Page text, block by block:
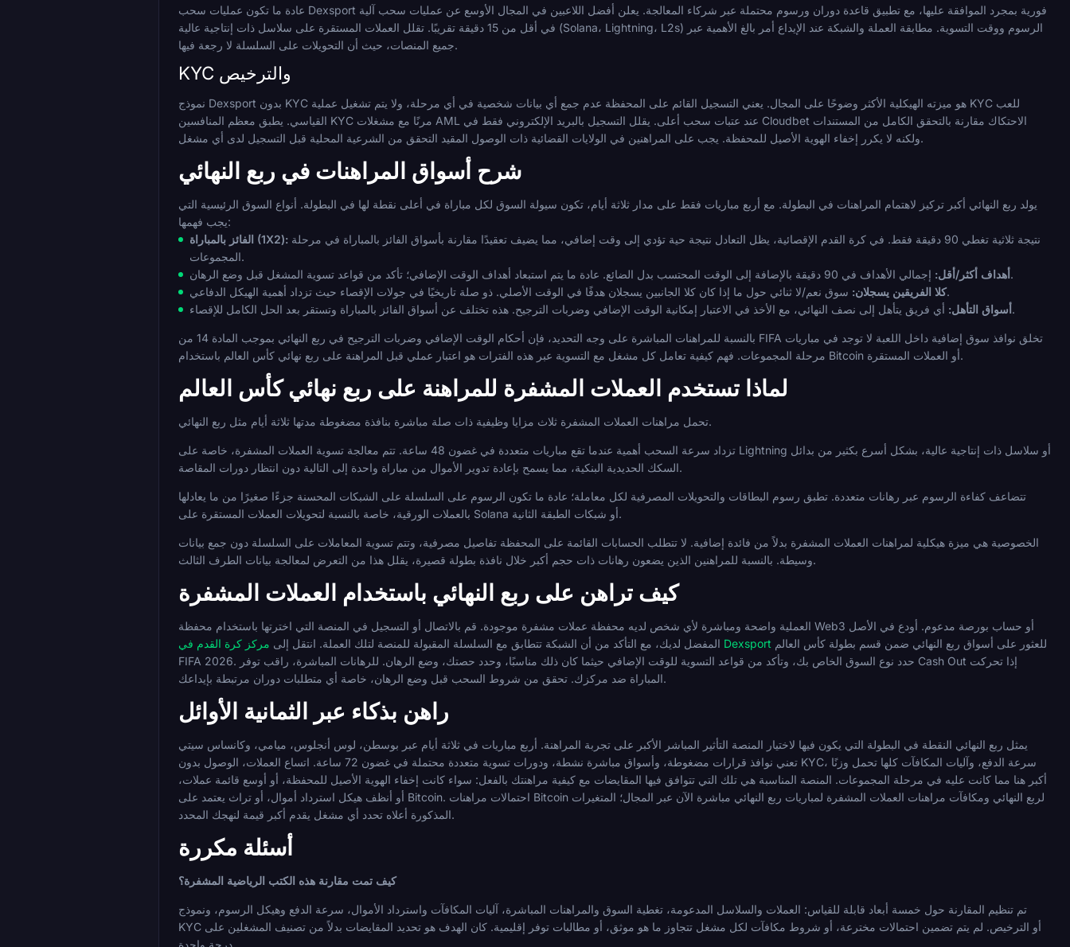
عادة ما تكون عمليات سحب Dexsport فورية بمجرد الموافقة عليها، مع تطبيق قاعدة دوران ورسوم محتملة عبر شركاء المعالجة. يعلن أفضل اللاعبين في المجال الأوسع عن عمليات سحب آلية
في أقل من 15 دقيقة تقريبًا. تقلل العملات المستقرة على سلاسل ذات إنتاجية عالية (Solana، Lightning، L2s) الرسوم ووقت التسوية. مطابقة العملة والشبكة عند الإيداع أمر بالغ الأهمية عبر
جميع المنصات، حيث أن التحويلات على السلسلة لا رجعة فيها.
KYC والترخيص
نموذج Dexsport بدون KYC هو ميزته الهيكلية الأكثر وضوحًا على المجال. يعني التسجيل القائم على المحفظة عدم جمع أي بيانات شخصية في أي مرحلة، ولا يتم تشغيل عملية KYC للعب
القياسي. يطبق معظم المنافسين KYC مرنًا مع مشغلات AML عند عتبات سحب أعلى. يقلل التسجيل بالبريد الإلكتروني فقط في Cloudbet الاحتكاك مقارنة بالتحقق الكامل من المستندات
ولكنه لا يكرر إخفاء الهوية الأصيل للمحفظة. يجب على المراهنين في الولايات القضائية ذات الوصول المقيد التحقق من الشرعية المحلية قبل التسجيل لدى أي مشغل.
شرح أسواق المراهنات في ربع النهائي
يولد ربع النهائي أكبر تركيز لاهتمام المراهنات في البطولة. مع أربع مباريات فقط على مدار ثلاثة أيام، تكون سيولة السوق لكل مباراة في أعلى نقطة لها في البطولة. أنواع السوق الرئيسية التي
يجب فهمها:
الفائز بالمباراة (1X2):
المجموعات.
أهداف أكثر/أقل:إجمالي الأهداف في 90 دقيقة بالإضافة إلى الوقت المحتسب بدل الضائع. عادة ما يتم استبعاد أهداف الوقت الإضافي؛ تأكد من قواعد تسوية المشغل قبل وضع الرهان.
كلا الفريقين يسجلان:سوق نعم/لا ثنائي حول ما إذا كان كلا الجانبين يسجلان هدفًا في الوقت الأصلي. ذو صلة تاريخيًا في جولات الإقصاء حيث تزداد أهمية الهيكل الدفاعي.
أسواق التأهل:أي فريق يتأهل إلى نصف النهائي، مع الأخذ في الاعتبار إمكانية الوقت الإضافي وضربات الترجيح. هذه تختلف عن أسواق الفائز بالمباراة وتستقر بعد الحل الكامل للإقصاء.
بالنسبة للمراهنات المباشرة على وجه التحديد، فإن أحكام الوقت الإضافي وضربات الترجيح في ربع النهائي بموجب المادة 14 من FIFA تخلق نوافذ سوق إضافية داخل اللعبة لا توجد في مباريات
مرحلة المجموعات. فهم كيفية تعامل كل مشغل مع التسوية عبر هذه الفترات هو اعتبار عملي قبل المراهنة على ربع نهائي كأس العالم باستخدام Bitcoin أو العملات المستقرة.
لماذا تستخدم العملات المشفرة للمراهنة على ربع نهائي كأس العالم
تحمل مراهنات العملات المشفرة ثلاث مزايا وظيفية ذات صلة مباشرة بنافذة مضغوطة مدتها ثلاثة أيام مثل ربع النهائي.
تزداد سرعة السحب أهمية عندما تقع مباريات متعددة في غضون 48 ساعة. تتم معالجة تسوية العملات المشفرة، خاصة على Lightning أو سلاسل ذات إنتاجية عالية، بشكل أسرع بكثير من بدائل
السكك الحديدية البنكية، مما يسمح بإعادة تدوير الأموال من مباراة واحدة إلى التالية دون انتظار دورات المقاصة.
تتضاعف كفاءة الرسوم عبر رهانات متعددة. تطبق رسوم البطاقات والتحويلات المصرفية لكل معاملة؛ عادة ما تكون الرسوم على السلسلة على الشبكات المحسنة جزءًا صغيرًا من ما يعادلها
بالعملات الورقية، خاصة بالنسبة لتحويلات العملات المستقرة على Solana أو شبكات الطبقة الثانية.
الخصوصية هي ميزة هيكلية لمراهنات العملات المشفرة بدلاً من فائدة إضافية. لا تتطلب الحسابات القائمة على المحفظة تفاصيل مصرفية، وتتم تسوية المعاملات على السلسلة دون جمع بيانات
وسيطة. بالنسبة للمراهنين الذين يضعون رهانات ذات حجم أكبر خلال نافذة بطولة قصيرة، يقلل هذا من التعرض لمعالجة بيانات الطرف الثالث.
كيف تراهن على ربع النهائي باستخدام العملات المشفرة
العملية واضحة ومباشرة لأي شخص لديه محفظة عملات مشفرة موجودة. قم بالاتصال أو التسجيل في المنصة التي اخترتها باستخدام محفظة Web3 أو حساب بورصة مدعوم. أودع في الأصل
المفضل لديك، مع التأكد من أن الشبكة تتطابق مع السلسلة المقبولة للمنصة لتلك العملة. انتقل إلى مركز كرة القدم في Dexsport
FIFA 2026. حدد نوع السوق الخاص بك، وتأكد من قواعد التسوية للوقت الإضافي حيثما كان ذلك مناسبًا، وحدد حصتك، وضع الرهان. للرهانات المباشرة، راقب توفر Cash Out إذا تحركت
المباراة ضد مركزك. تحقق من شروط السحب قبل وضع الرهان، خاصة أي متطلبات دوران مرتبطة بإيداعك.
راهن بذكاء عبر الثمانية الأوائل
يمثل ربع النهائي النقطة في البطولة التي يكون فيها لاختيار المنصة التأثير المباشر الأكبر على تجربة المراهنة. أربع مباريات في ثلاثة أيام عبر بوسطن، لوس أنجلوس، ميامي، وكانساس سيتي
تعني نوافذ قرارات مضغوطة، وأسواق مباشرة نشطة، ودورات تسوية متعددة محتملة في غضون 72 ساعة. اتساع العملات، الوصول بدون KYC، سرعة الدفع، وآليات المكافآت كلها تحمل وزنًا
أكبر هنا مما كانت عليه في مرحلة المجموعات. المنصة المناسبة هي تلك التي تتوافق فيها المقايضات مع كيفية مراهنتك بالفعل: سواء كانت إخفاء الهوية الأصيل للمحفظة، أو أوسع قائمة عملات،
أو أنظف هيكل استرداد أموال، أو تراث يعتمد على Bitcoin. احتمالات مراهنات Bitcoin لربع النهائي ومكافآت مراهنات العملات المشفرة لمباريات ربع النهائي مباشرة الآن عبر المجال؛ المتغيرات
المذكورة أعلاه تحدد أي مشغل يقدم أكبر قيمة لنهجك المحدد.
أسئلة مكررة
كيف تمت مقارنة هذه الكتب الرياضية المشفرة؟
تم تنظيم المقارنة حول خمسة أبعاد قابلة للقياس: العملات والسلاسل المدعومة، تغطية السوق والمراهنات المباشرة، آليات المكافآت واسترداد الأموال، سرعة الدفع وهيكل الرسوم، ونموذج
KYC أو الترخيص. لم يتم تضمين احتمالات مخترعة، أو شروط مكافآت لكل مشغل تتجاوز ما هو موثق، أو مطالبات توفر إقليمية. كان الهدف هو تحديد المقايضات بدلاً من تصنيف المشغلين على